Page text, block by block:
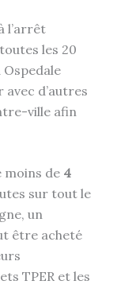
l’arrêt
les 20
Ospedale
d’autres
ville afin
moins de 4
sur tout le
un
être acheté
TPER et les